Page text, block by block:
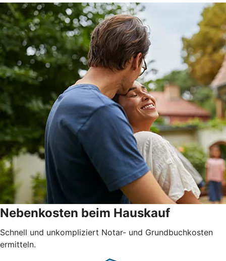
Nebenkosten beim Hauskauf
Schnell und unkompliziert Notar- und Grundbuchkosten
ermitteln.